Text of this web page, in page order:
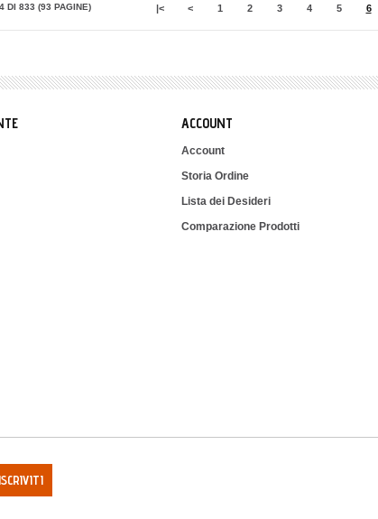
|< < 1 2 3 4 5 6
DI 833 (93 PAGINE)
ACCOUNT
Account
Storia Ordine
Lista dei Desideri
Comparazione Prodotti